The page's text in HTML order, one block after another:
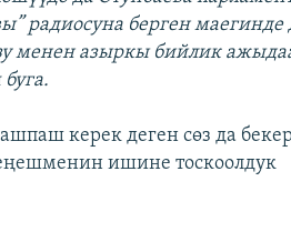
радиосуна берген маегинде
менен азыркы бийлик
керек деген сөз да бекер
ишине тоскоолдук